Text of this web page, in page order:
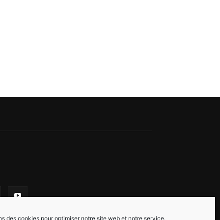
des cookies pour optimiser notre site web et notre service.